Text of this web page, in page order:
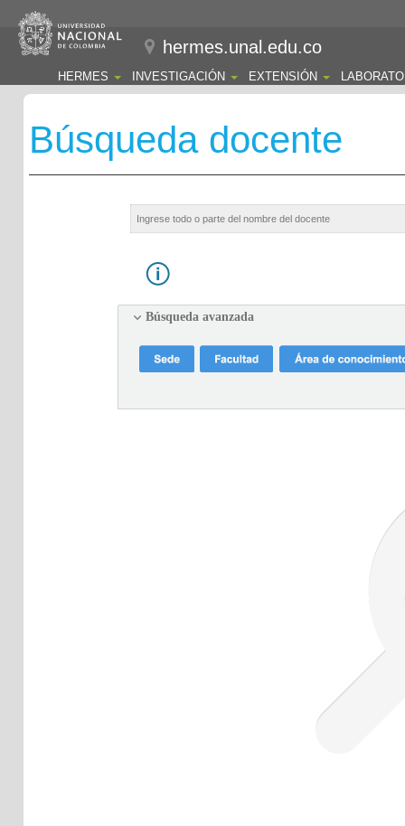
hermes.unal.edu.co
HERMES INVESTIGACIÓN EXTENSIÓN
Búsqueda docente
Búsqueda avanzada